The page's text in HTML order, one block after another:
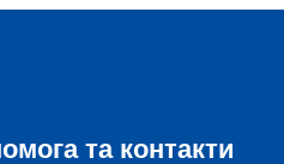
та контакти